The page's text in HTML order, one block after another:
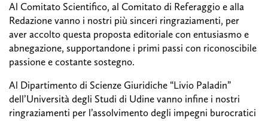
Al Comitato Scientifico, al Comitato di Referaggio e alla
Redazione vanno i nostri più sinceri ringraziamenti, per
aver accolto questa proposta editoriale con entusiasmo e
abnegazione, supportandone i primi passi con riconoscibile
passione e costante sostegno.
Al Dipartimento di Scienze Giuridiche “Livio Paladin”
dell’Università degli Studi di Udine vanno infine i nostri
ringraziamenti per l’assolvimento degli impegni burocratici